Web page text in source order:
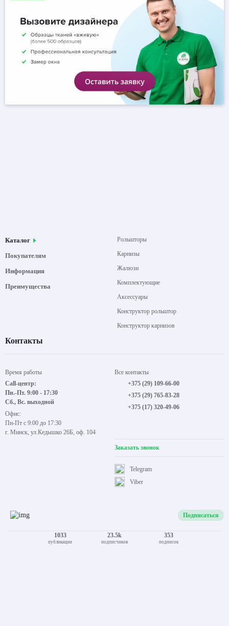
Каталог
Покупателям
Информация
Преимущества
Рольшторы
Карнизы
Жалюзи
Комплектующие
Аксессуары
Конструктор рольштор
Конструктор карнизов
Контакты
Время работы
Call-центр:
Пн.-Пт. 9:00 - 17:30
Сб., Вс. выходной
Офис:
Пн-Пт с 9:00 до 17:30
г. Минск, ул.Кедышко 26Б, оф. 104
Все контакты
+375 (29) 109-66-00
+375 (29) 765-83-28
+375 (17) 320-49-06
Заказать звонок
Viber
Telegram
Подписаться
1033
публикации
23.5k
подписчиков
353
подписок